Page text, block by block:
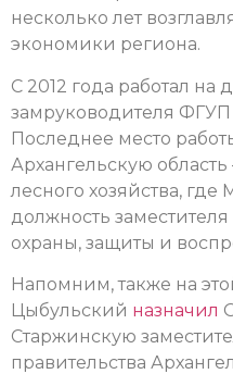
несколько лет
экономики региона.
С 2012 года работал на
замруководителя ФГУП
Последнее место
Архангельскую
лесного хозяйства, где
должность
охраны, защиты и
Напомним, также на
Цыбульский назначил
Старжинскую
правительства